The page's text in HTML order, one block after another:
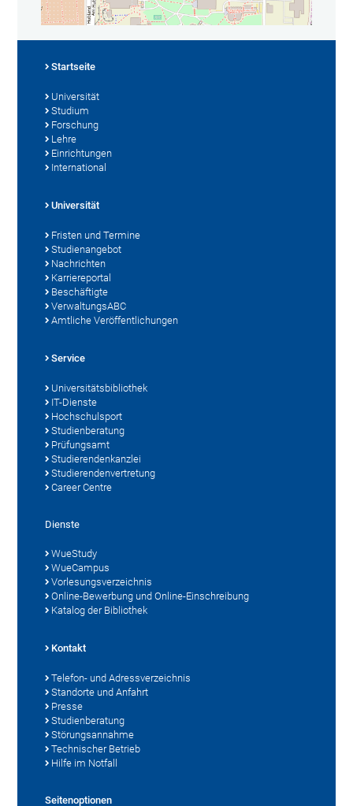
Startseite
Universität
Studium
Forschung
Lehre
Einrichtungen
International
Universität
Fristen und Termine
Studienangebot
Nachrichten
Karriereportal
Beschäftigte
VerwaltungsABC
Amtliche Veröffentlichungen
Service
Universitätsbibliothek
IT-Dienste
Hochschulsport
Studienberatung
Prüfungsamt
Studierendenkanzlei
Studierendenvertretung
Career Centre
Dienste
WueStudy
WueCampus
Vorlesungsverzeichnis
Online-Bewerbung und Online-Einschreibung
Katalog der Bibliothek
Kontakt
Telefon- und Adressverzeichnis
Standorte und Anfahrt
Presse
Studienberatung
Störungsannahme
Technischer Betrieb
Hilfe im Notfall
Seitenoptionen